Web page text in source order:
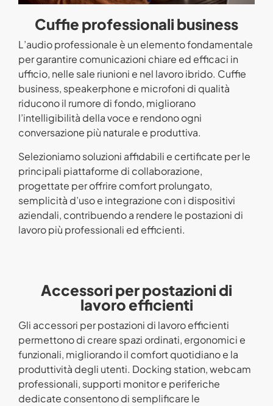
Cuffie professionali business
L’audio professionale è un elemento fondamentale
per garantire comunicazioni chiare ed efficaci in
ufficio, nelle sale riunioni e nel lavoro ibrido. Cuffie
business, speakerphone e microfoni di qualità
riducono il rumore di fondo, migliorano
l’intelligibilità della voce e rendono ogni
conversazione più naturale e produttiva.
Selezioniamo soluzioni affidabili e certificate per le
principali piattaforme di collaborazione,
progettate per offrire comfort prolungato,
semplicità d’uso e integrazione con i dispositivi
aziendali, contribuendo a rendere le postazioni di
lavoro più professionali ed efficienti.
Accessori per postazioni di
lavoro efficienti
Gli accessori per postazioni di lavoro efficienti
permettono di creare spazi ordinati, ergonomici e
funzionali, migliorando il comfort quotidiano e la
produttività degli utenti. Docking station, webcam
professionali, supporti monitor e periferiche
dedicate consentono di semplificare le